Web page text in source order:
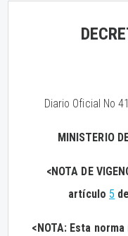
Diario Oficial No
MINISTERIO
<NOTA DE
artículo 5
<NOTA: Esta